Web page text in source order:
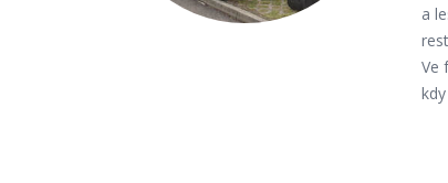
a
Ve